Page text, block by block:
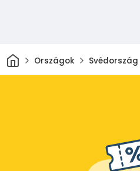
Otthon
Országok Svédország